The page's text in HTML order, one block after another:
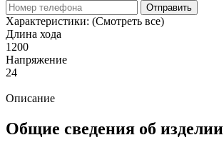
Отправить
Характеристики: (Смотреть все)
Длина хода
1200
Напряжение
24
Описание
Общие сведения об изделии